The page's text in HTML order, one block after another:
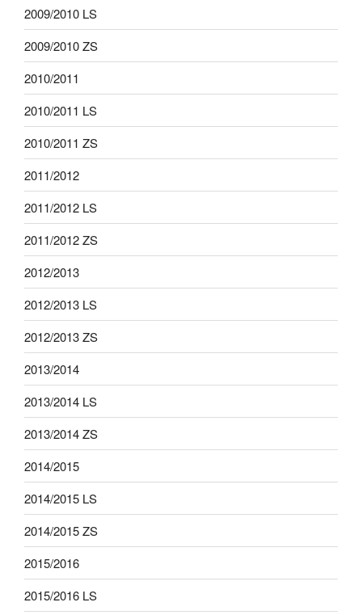
2009/2010 LS
2009/2010 ZS
2010/2011
2010/2011 LS
2010/2011 ZS
2011/2012
2011/2012 LS
2011/2012 ZS
2012/2013
2012/2013 LS
2012/2013 ZS
2013/2014
2013/2014 LS
2013/2014 ZS
2014/2015
2014/2015 LS
2014/2015 ZS
2015/2016
2015/2016 LS